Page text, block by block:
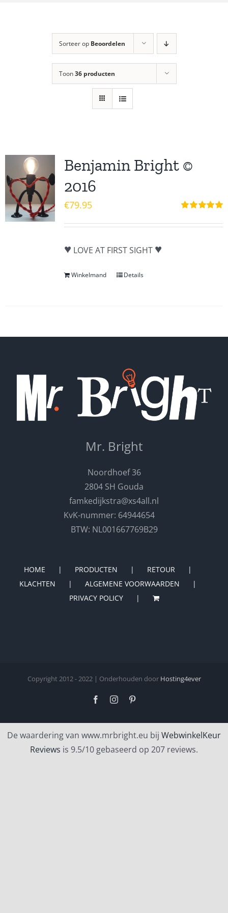
Sorteer op Beoordelen
Toon36 producten
Benjamin Bright ©
2016
5.00uit 5
€79.95
♥ LOVE AT FIRST SIGHT ♥
Winkelmand Details
Mr. Bright
Noordhoef 36
2804 SH Gouda
famkedijkstra@xs4all.nl
KvK-nummer: 64944654
BTW: NL001667769B29
HOME PRODUCTEN
RETOUR
KLACHTEN
ALGEMENE VOORWAARDEN
PRIVACY POLICY
Copyright 2012 - 2022 | Onderhouden door Hosting4ever
FacebookInstagram
De waardering van www.mrbright.eu bij WebwinkelKeur
Reviews is 9.5/10 gebaseerd op 207 reviews.